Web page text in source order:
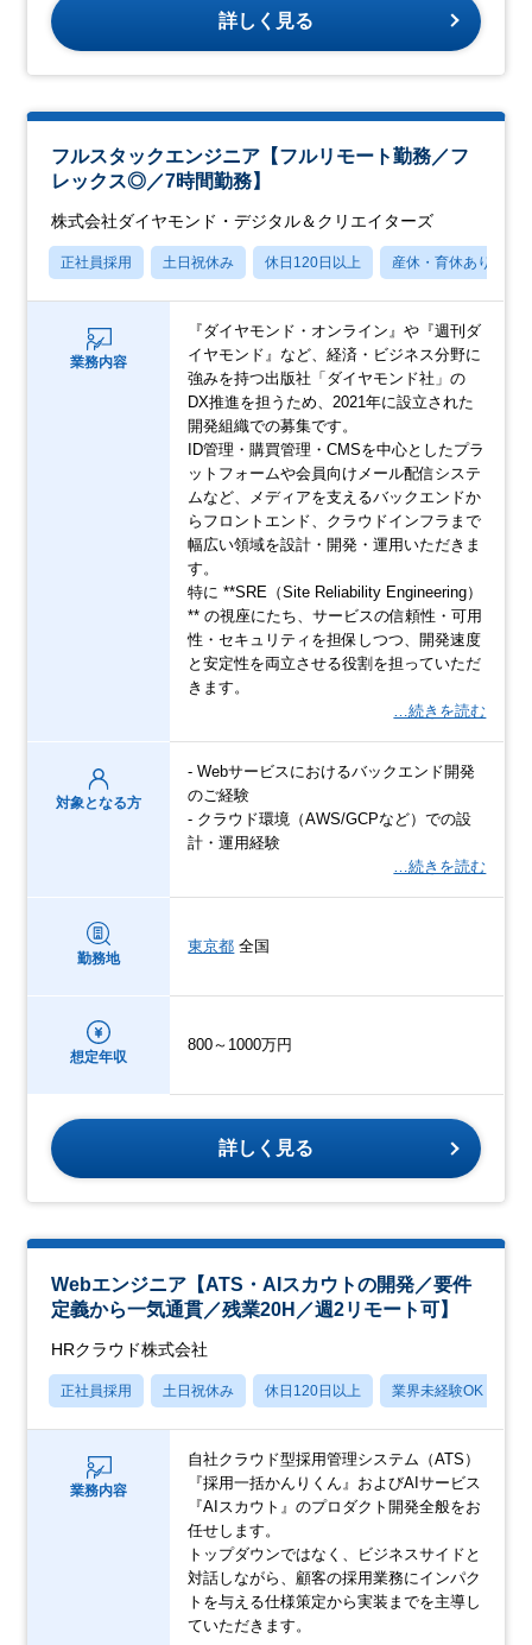
詳しく見る
フルスタックエンジニア【フルリモート勤務／フ
レックス◎／7時間勤務】
株式会社ダイヤモンド・デジタル＆クリエイターズ
正社員採用 土日祝休み 休日120日以上 産休・育休あり
業務内容
『ダイヤモンド・オンライン』や『週刊ダ
イヤモンド』など、経済・ビジネス分野に
強みを持つ出版社「ダイヤモンド社」の
DX推進を担うため、2021年に設立された
開発組織での募集です。
ID管理・購買管理・CMSを中心としたプラ
ットフォームや会員向けメール配信システ
ムなど、メディアを支えるバックエンドか
らフロントエンド、クラウドインフラまで
幅広い領域を設計・開発・運用いただきま
す。
特に **SRE（Site Reliability Engineering）
** の視座にたち、サービスの信頼性・可用
性・セキュリティを担保しつつ、開発速度
と安定性を両立させる役割を担っていただ
きます。
…続きを読む
対象となる方
- Webサービスにおけるバックエンド開発
のご経験
- クラウド環境（AWS/GCPなど）での設
計・運用経験
…続きを読む
勤務地
東京都 全国
想定年収
800～1000万円
詳しく見る
Webエンジニア【ATS・AIスカウトの開発／要件
定義から一気通貫／残業20H／週2リモート可】
HRクラウド株式会社
正社員採用 土日祝休み 休日120日以上 業界未経験OK
業務内容
自社クラウド型採用管理システム（ATS）
『採用一括かんりくん』およびAIサービス
『AIスカウト』のプロダクト開発全般をお
任せします。
トップダウンではなく、ビジネスサイドと
対話しながら、顧客の採用業務にインパク
トを与える仕様策定から実装までを主導し
ていただきます。